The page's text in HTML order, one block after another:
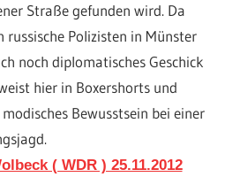
Straße gefunden wird. Da
russische Polizisten in Münster
noch diplomatisches Geschick
hier in Boxershorts und
Bewusstsein bei einer
( WDR ) 25.11.2012